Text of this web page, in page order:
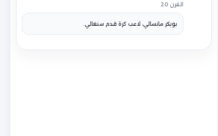
القرن 20
بوبكر مانسالي، لاعب كرة قدم سنغالي.